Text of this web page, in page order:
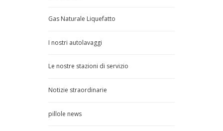
Gas Naturale Liquefatto
I nostri autolavaggi
Le nostre stazioni di servizio
Notizie straordinarie
pillole news